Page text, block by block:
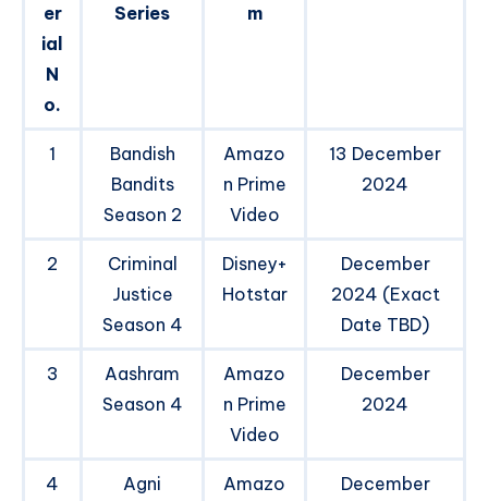
er
ial
N
o.
Series
m
1
Bandish
Bandits
Season 2
Amazo
n Prime
Video
13 December
2024
2
Criminal
Justice
Season 4
Disney+
Hotstar
December
2024 (Exact
Date TBD)
3
Aashram
Season 4
Amazo
n Prime
Video
December
2024
4 Agni
Amazo
December